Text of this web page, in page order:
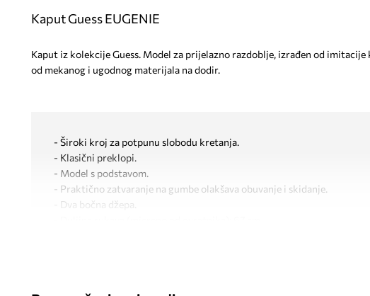
Kaput Guess EUGENIE
Kaput iz kolekcije Guess. Model za prijelazno razdoblje, izrađen od imitacije
od mekanog i ugodnog materijala na dodir.
- Široki kroj za potpunu slobodu kretanja.
- Klasični preklopi.
- Model s podstavom.
- Praktično zatvaranje na gumbe olakšava obuvanje i skidanje.
- Dva bočna džepa.